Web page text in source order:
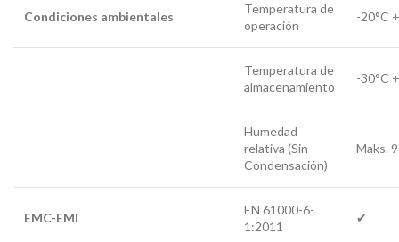
Condiciones ambientales
Temperatura de
operación
-20°C
Temperatura de
almacenamiento
-30°C
Humedad
relativa (Sin
Condensación)
Maks.
EMC-EMI
EN 61000-6-
1:2011
✔